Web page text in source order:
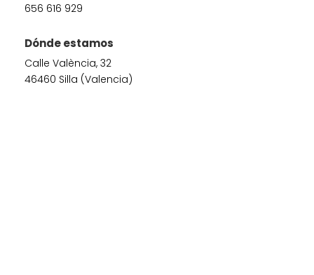
656 616 929
Dónde estamos
Calle València, 32
46460 Silla (Valencia)